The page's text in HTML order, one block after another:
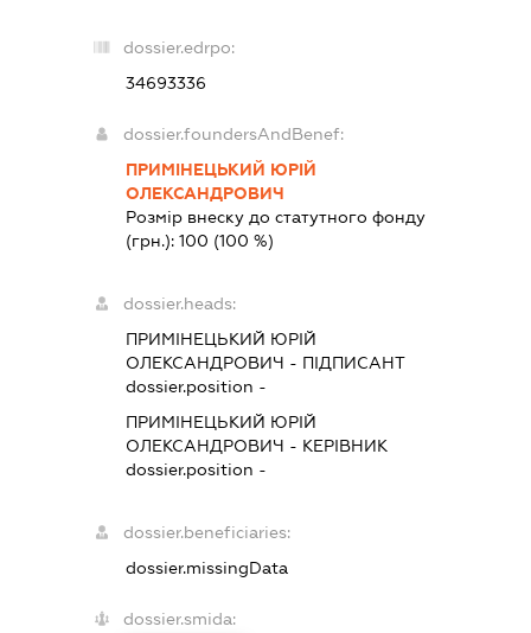
dossier.edrpo:
34693336
dossier.foundersAndBenef:
ПРИМІНЕЦЬКИЙ ЮРІЙ
ОЛЕКСАНДРОВИЧ
Розмір внеску до статутного фонду
(грн.):100 (100 %)
dossier.heads:
ПРИМІНЕЦЬКИЙ ЮРІЙ
ОЛЕКСАНДРОВИЧ - ПІДПИСАНТ
dossier.position -
ПРИМІНЕЦЬКИЙ ЮРІЙ
ОЛЕКСАНДРОВИЧ - КЕРІВНИК
dossier.position -
dossier.beneficiaries:
dossier.missingData
dossier.smida: